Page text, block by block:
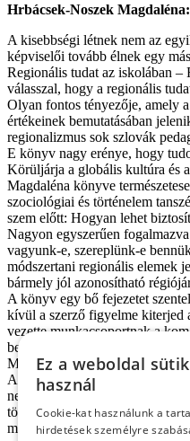
Hrbácsek-Noszek
A kisebbségi létnek nem az
képviselői tovább élnek egy
Regionális tudat az iskolában –
válasszal, hogy a regionális
Olyan fontos tényezője, amely
értékeinek bemutatásában
regionalizmus sok szlovák
E könyv nagy erénye, hogy
Körüljárja a globális kultúra és
Magdaléna könyve
szociológiai és történelem
szem előtt: Hogyan lehet
Nagyon egyszerűen
vagyunk-e, szereplünk-e
módszertani regionális elemek
bármely jól azonosítható
A könyv egy bő fejezetet
kívül a szerző figyelme kiterjed
vezette munkacsoportnak a
bevonására már több szép
Magdaléna könyve jó elméleti
A szerző elemzései körébe
nemzeti narratívák
történelemtanításban), a
megtudjuk, hogy a
Ez a weboldal
használ
Cookie-kat használunk a
hirdetések személyre